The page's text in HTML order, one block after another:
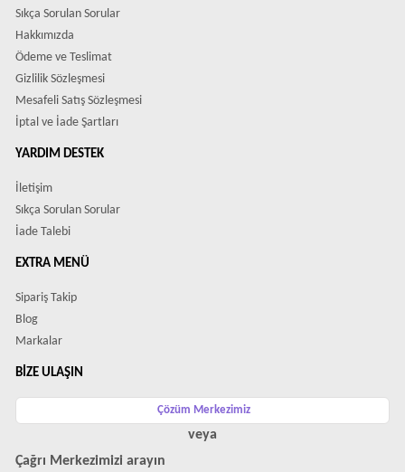
Sıkça Sorulan Sorular
Hakkımızda
Ödeme ve Teslimat
Gizlilik Sözleşmesi
Mesafeli Satış Sözleşmesi
İptal ve İade Şartları
YARDIM DESTEK
İletişim
Sıkça Sorulan Sorular
İade Talebi
EXTRA MENÜ
Sipariş Takip
Blog
Markalar
BIZE ULAŞIN
Çözüm Merkezimiz
veya
Çağrı Merkezimizi arayın